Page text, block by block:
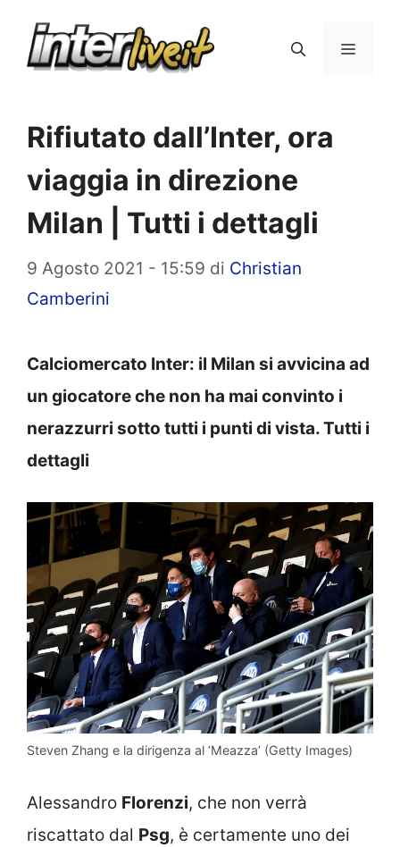
Menu
Rifiutato dall’Inter, ora
viaggia in direzione
Milan | Tutti i dettagli
9 Agosto 2021 - 15:59 di Christian
Camberini
Calciomercato Inter: il Milan si avvicina ad
un giocatore che non ha mai convinto i
nerazzurri sotto tutti i punti di vista. Tutti i
dettagli
Steven Zhang e la dirigenza al ‘Meazza’ (Getty Images)
Alessandro Florenzi, che non verrà
riscattato dal Psg, è certamente uno dei